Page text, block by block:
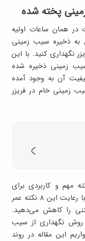
پخته شده
همان ساعات اولیه
به ذخیره سیب زمینی
نگهداری کنید. با این
زمینی ذخیره شده
آن به وجود آمده
زمینی خام در فریزر
۸ نکته مهم و کاربردی برای
نگهداری از سیب زمینی خام را آموختید. با رعایت این ۸ نکته عمر
را کاهش می‌دهید.
روش نگهداری از سیب
این مقاله در روند